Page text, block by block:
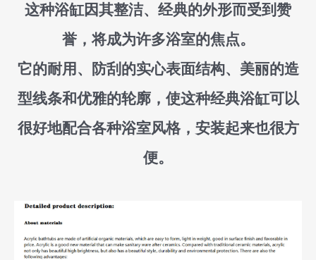
这种浴缸因其整洁、经典的外形而受到赞
誉，将成为许多浴室的焦点。
它的耐用、防刮的实心表面结构、美丽的造
型线条和优雅的轮廓，使这种经典浴缸可以
很好地配合各种浴室风格，安装起来也很方
便。